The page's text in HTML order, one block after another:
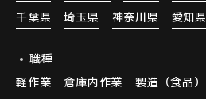
千葉県
埼玉県 神奈川県 愛知県
職種
軽作業
倉庫内作業 製造（食品）